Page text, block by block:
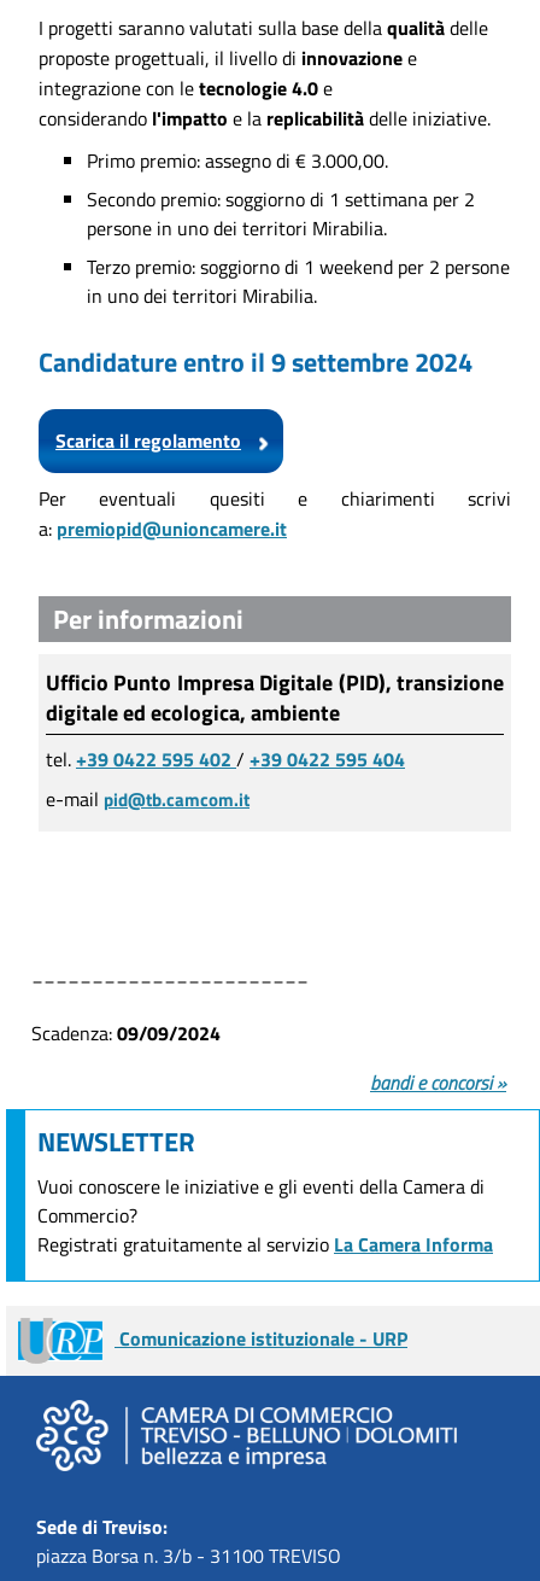
I progetti saranno valutati sulla base dellaqualitàdelle
proposte progettuali, il livello di innovazionee
integrazione con letecnologie 4.0e
considerando l'impatto e la replicabilitàdelle iniziative.
Primo premio: assegno di € 3.000,00.
Secondo premio: soggiorno di 1 settimana per 2
persone in uno dei territori Mirabilia.
Terzo premio: soggiorno di 1 weekend per 2 persone
in uno dei territori Mirabilia.
Candidature entro il 9 settembre 2024
Scarica il regolamento
Per eventuali quesiti e chiarimenti scrivi
a: premiopid@unioncamere.it
Per informazioni
Ufficio Punto Impresa Digitale (PID), transizione
digitale ed ecologica, ambiente
tel.+39 0422 595 402 / +39 0422 595 404
e-mail pid@tb.camcom.it
Scadenza:09/09/2024
bandi e concorsi »
NEWSLETTER
Vuoi conoscere le iniziative e gli eventi della Camera di
Commercio?
Registrati gratuitamente al servizio La Camera Informa
Comunicazione istituzionale - URP
Sede di Treviso:
piazza Borsa n. 3/b - 31100 TREVISO